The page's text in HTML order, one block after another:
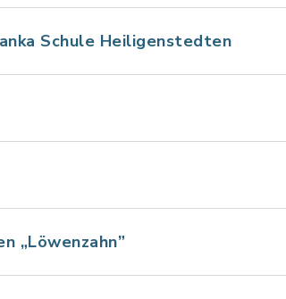
Schule Heiligenstedten
„Löwenzahn”